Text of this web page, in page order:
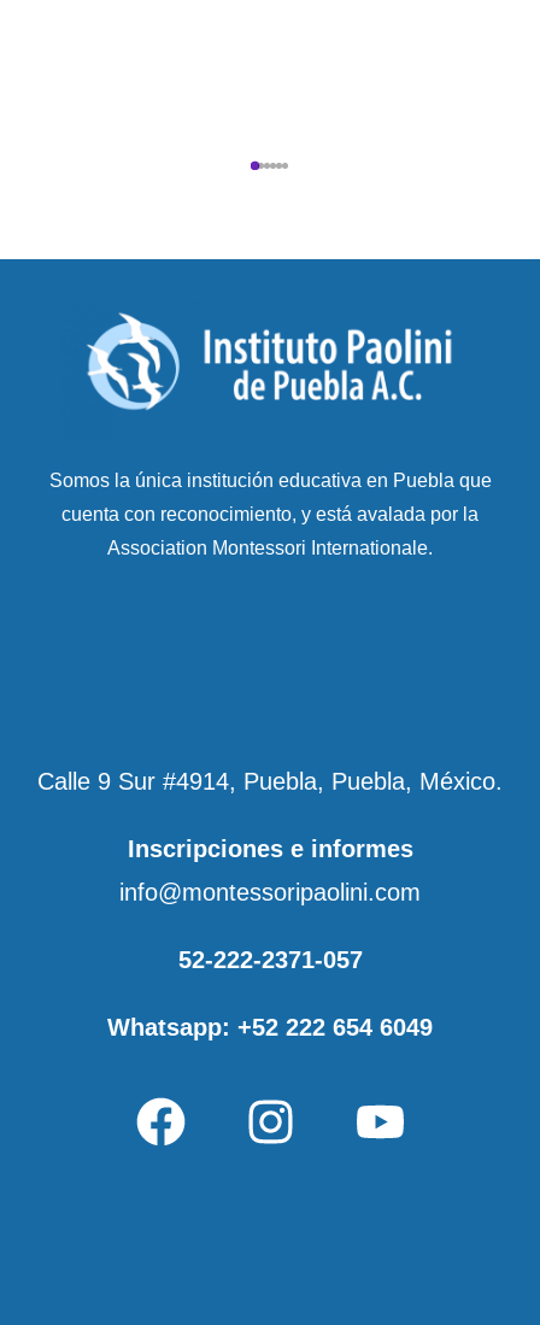
Somos la única institución educativa en Puebla que
cuenta con reconocimiento, y está avalada por la
Association Montessori Internationale.
Calle 9 Sur #4914, Puebla, Puebla, México.
Inscripciones e informes
info@montessoripaolini.com
52-222-2371-057
Whatsapp: +52 222 654 6049